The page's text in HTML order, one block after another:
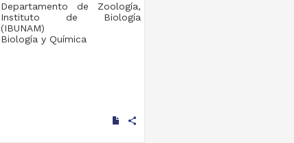
Departamento de Zoología,
Instituto de Biología
(IBUNAM)
Biología y Química
share